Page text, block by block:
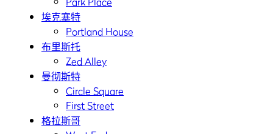
埃克塞特
Portland House
布里斯托
Zed Alley
曼彻斯特
Circle Square
First Street
格拉斯哥